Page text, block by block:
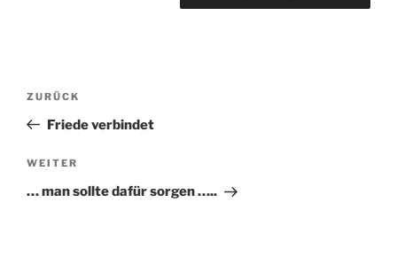
Beitragsnavigation
Vorheriger
Beitrag
ZURÜCK
Friede verbindet
Nächster
Beitrag
WEITER
… man sollte dafür sorgen …..